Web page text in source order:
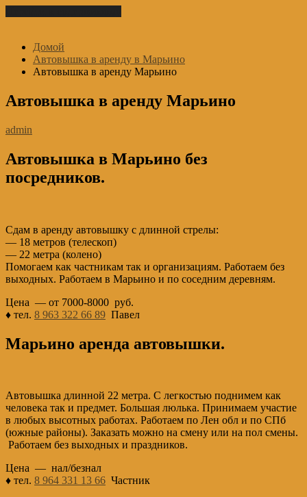
Домой
Автовышка в аренду в Марьино
Автовышка в аренду Марьино
Автовышка в аренду Марьино
admin
Автовышка в Марьино без
посредников.
Сдам в аренду автовышку с длинной стрелы:
— 18 метров (телескоп)
— 22 метра (колено)
Помогаем как частникам так и организациям. Работаем без
выходных. Работаем в Марьино и по соседним деревням.
Цена — от 7000-8000 руб.
♦ тел. 8 963 322 66 89 Павел
Марьино аренда автовышки.
Автовышка длинной 22 метра. С легкостью поднимем как
человека так и предмет. Большая люлька. Принимаем участие
в любых высотных работах. Работаем по Лен обл и по СПб
(южные районы). Заказать можно на смену или на пол смены.
Работаем без выходных и праздников.
Цена — нал/безнал
♦ тел. 8 964 331 13 66 Частник